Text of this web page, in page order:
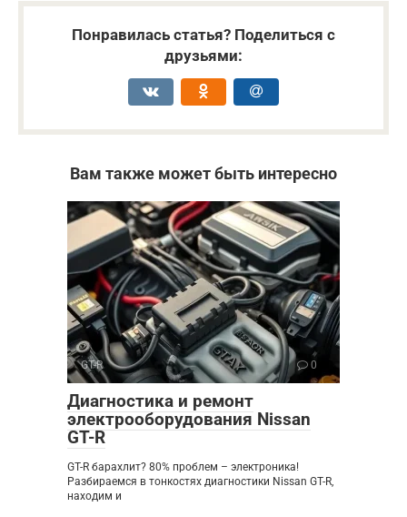
Понравилась статья? Поделиться с
друзьями:
Вам также может быть интересно
GT-R 0
Диагностика и ремонт
электрооборудования Nissan
GT-R
GT-R барахлит? 80% проблем – электроника!
Разбираемся в тонкостях диагностики Nissan GT-R,
находим и